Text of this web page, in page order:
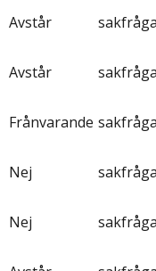
Avstår
Avstår
Frånvarande
Nej
Nej